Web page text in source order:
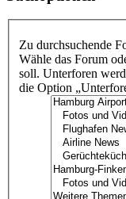
Zu durchsuchende
Wähle das Forum
soll. Unterforen
die Option